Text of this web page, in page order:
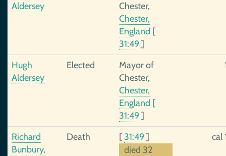
Aldersey
Chester,
Chester,
England [
31:49 ]
Hugh
Aldersey
Elected
Mayor of
Chester,
Chester,
England [
31:49 ]
Richard
Bunbury,
Death [ 31:49 ]
died 32
cal